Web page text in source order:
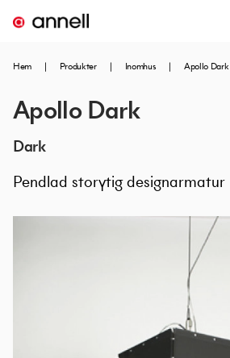
Hem | Produkter | Inomhus | Apollo Dark
Apollo Dark
Dark
Pendlad storytig designarmatur